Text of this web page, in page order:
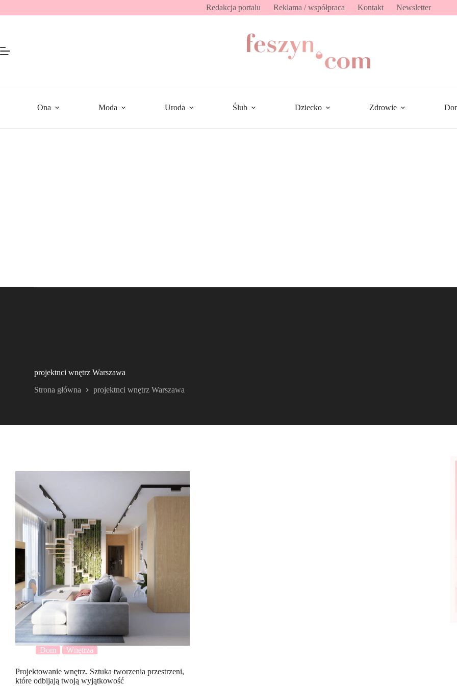
Redakcja portalu Reklama / współpraca Kontakt Newsletter
Ona Moda Uroda Ślub Dziecko Zdrowie
projektnci wnętrz Warszawa
Strona główna projektnci wnętrz Warszawa
Dom Wnętrza
Projektowanie wnętrz. Sztuka tworzenia przestrzeni,
które odbijają twoją wyjątkowość